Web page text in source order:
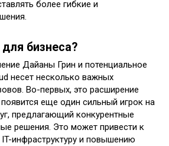
более гибкие и
бизнеса?
Дайаны Грин и потенциальное
несет несколько важных
Во-первых, это расширение
еще один сильный игрок на
предлагающий конкурентные
решения. Это может привести к
инфраструктуру и повышению